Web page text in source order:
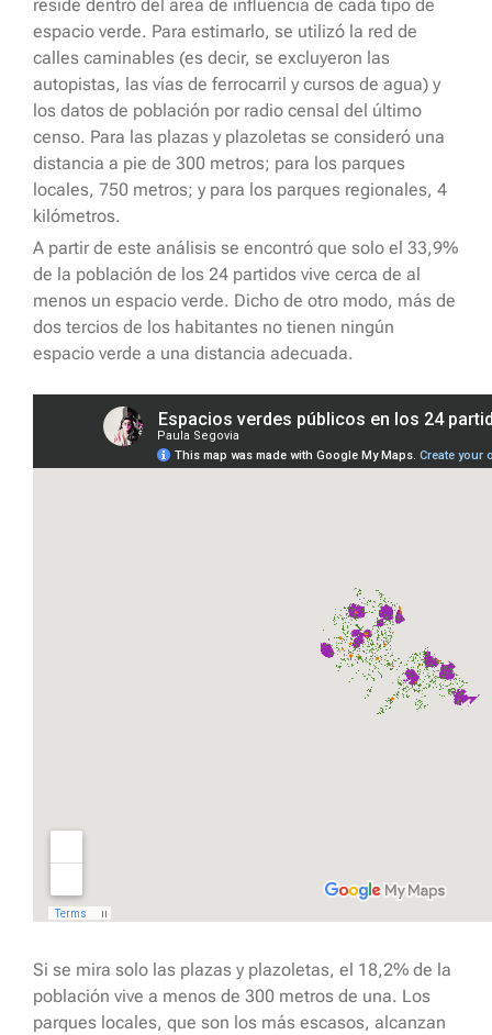
reside dentro del área de influencia de cada tipo de
espacio verde. Para estimarlo, se utilizó la red de
calles caminables (es decir, se excluyeron las
autopistas, las vías de ferrocarril y cursos de agua) y
los datos de población por radio censal del último
censo. Para las plazas y plazoletas se consideró una
distancia a pie de 300 metros; para los parques
locales, 750 metros; y para los parques regionales, 4
kilómetros.
A partir de este análisis se encontró que solo el 33,9%
de la población de los 24 partidos vive cerca de al
menos un espacio verde. Dicho de otro modo, más de
dos tercios de los habitantes no tienen ningún
espacio verde a una distancia adecuada.
Si se mira solo las plazas y plazoletas, el 18,2% de la
población vive a menos de 300 metros de una. Los
parques locales, que son los más escasos, alcanzan